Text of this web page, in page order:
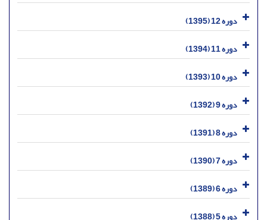
دوره 12 (1395)
دوره 11 (1394)
دوره 10 (1393)
دوره 9 (1392)
دوره 8 (1391)
دوره 7 (1390)
دوره 6 (1389)
دوره 5 (1388)